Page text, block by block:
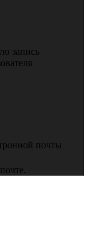
запись
почты